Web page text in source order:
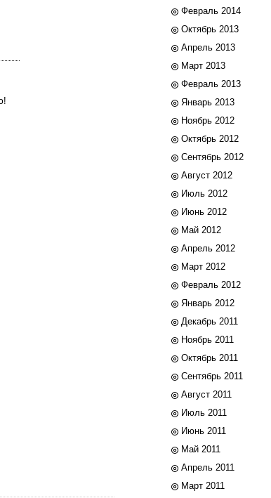
Февраль 2014
Октябрь 2013
Апрель 2013
Март 2013
Февраль 2013
Январь 2013
Ноябрь 2012
Октябрь 2012
Сентябрь 2012
Август 2012
Июль 2012
Июнь 2012
Май 2012
Апрель 2012
Март 2012
Февраль 2012
Январь 2012
Декабрь 2011
Ноябрь 2011
Октябрь 2011
Сентябрь 2011
Август 2011
Июль 2011
Июнь 2011
Май 2011
Апрель 2011
Март 2011